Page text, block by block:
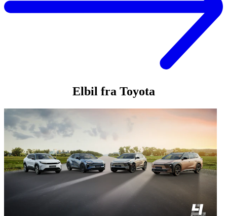
Elbil fra Toyota